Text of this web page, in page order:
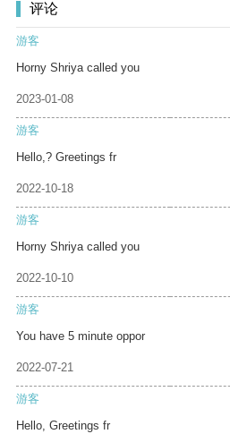
评论
游客
Horny Shriya called you
2023-01-08
游客
Hello,? Greetings fr
2022-10-18
游客
Horny Shriya called you
2022-10-10
游客
You have 5 minute oppor
2022-07-21
游客
Hello, Greetings fr